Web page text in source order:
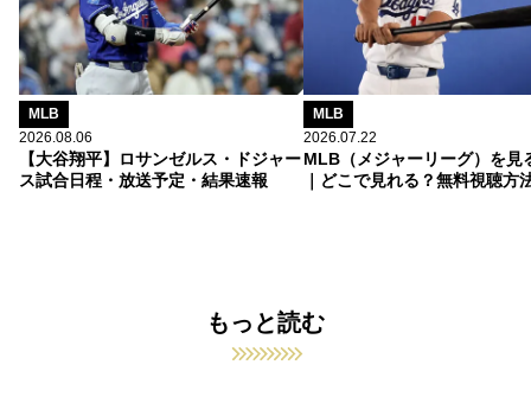
MLB
2026.08.06
【大谷翔平】ロサンゼルス・ドジャー
ス試合日程・放送予定・結果速報
MLB
2026.07.22
MLB（メジャーリーグ）を見
｜どこで見れる？無料視聴方
もっと読む